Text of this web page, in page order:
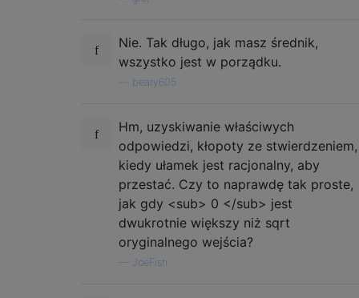
Nie. Tak długo, jak masz średnik,
wszystko jest w porządku.
beary605
Hm, uzyskiwanie właściwych
odpowiedzi, kłopoty ze stwierdzeniem,
kiedy ułamek jest racjonalny, aby
przestać. Czy to naprawdę tak proste,
jak gdy <sub> 0 </sub> jest
dwukrotnie większy niż sqrt
oryginalnego wejścia?
JoeFish